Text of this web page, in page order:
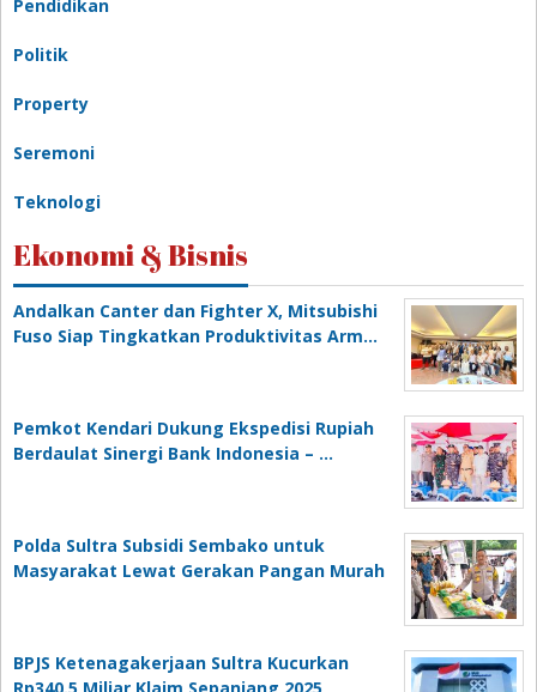
Pendidikan
Politik
Property
Seremoni
Teknologi
Ekonomi & Bisnis
Andalkan Canter dan Fighter X, Mitsubishi
Fuso Siap Tingkatkan Produktivitas Arm…
Pemkot Kendari Dukung Ekspedisi Rupiah
Berdaulat Sinergi Bank Indonesia – …
Polda Sultra Subsidi Sembako untuk
Masyarakat Lewat Gerakan Pangan Murah
BPJS Ketenagakerjaan Sultra Kucurkan